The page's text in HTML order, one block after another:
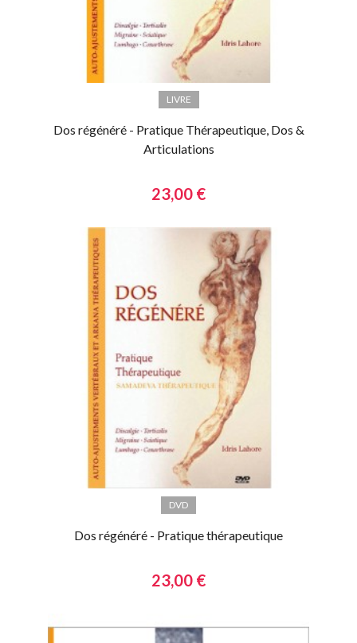
LIVRE
Dos régénéré - Pratique Thérapeutique, Dos &
Articulations
23,00 €
DVD
Dos régénéré - Pratique thérapeutique
23,00 €